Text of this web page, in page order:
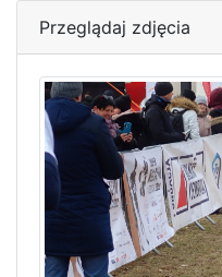
Przeglądaj zdjęcia